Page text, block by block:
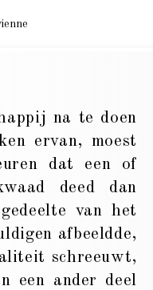
na te doen
ervan, moest
dat een of
deed dan
van het
afbeeldde,
schreeuwt,
een ander deel